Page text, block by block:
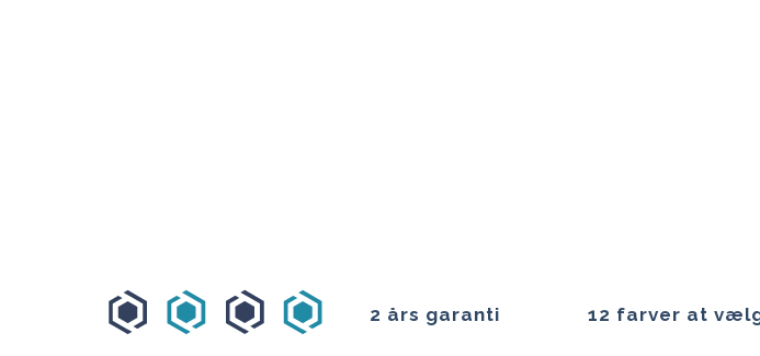
2 års garanti 12 farver at